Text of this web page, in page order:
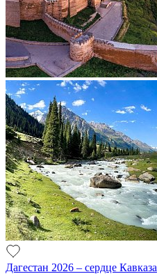
Дагестан 2026 – сердце Кавказа